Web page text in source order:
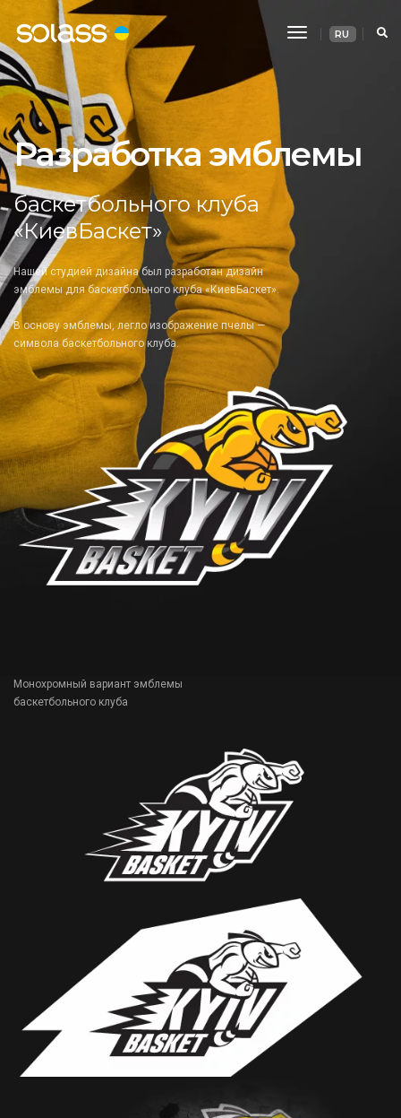
Toggle
RU
Разработка эмблемы
баскетбольного клуба
«КиевБаскет»
Нашей студией дизайна был разработан дизайн
эмблемы для баскетбольного клуба «КиевБаскет».
В основу эмблемы, легло изображение пчелы —
символа баскетбольного клуба.
Монохромный вариант эмблемы
баскетбольного клуба